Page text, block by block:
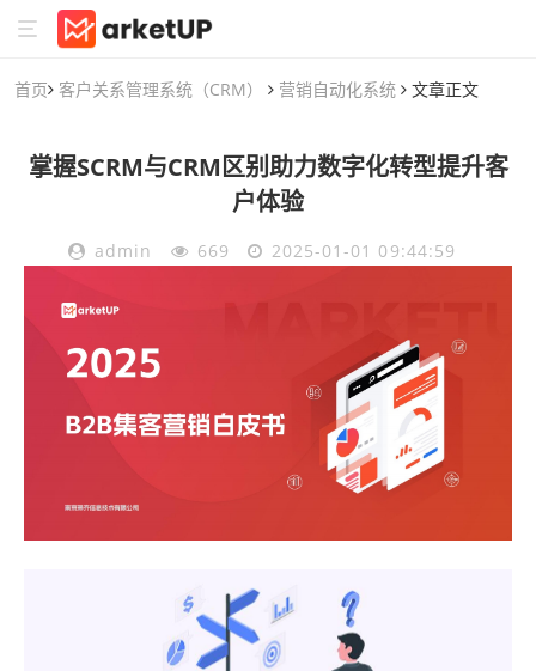
首页 客户关系管理系统（CRM） 营销自动化系统 文章正文
掌握SCRM与CRM区别助力数字化转型提升客
户体验
admin 669 2025-01-01 09:44:59